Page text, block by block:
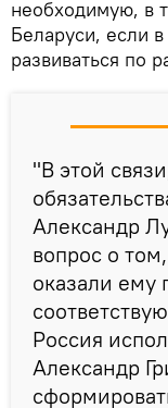
необходимую, в
Беларуси, если
развиваться по
"В этой
Александр
вопрос о
оказали ему
Россия
Александр